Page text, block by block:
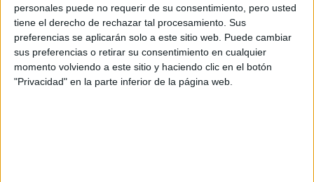
personales puede no requerir de su consentimiento, pero usted
tiene el derecho de rechazar tal procesamiento. Sus
preferencias se aplicarán solo a este sitio web. Puede cambiar
sus preferencias o retirar su consentimiento en cualquier
momento volviendo a este sitio y haciendo clic en el botón
"Privacidad" en la parte inferior de la página web.
Acepto los términos y condicionesy lapolítica de
privacidad:*